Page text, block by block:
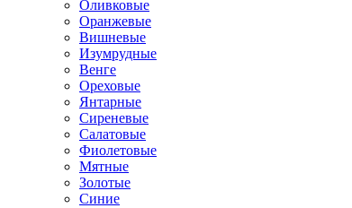
Оливковые
Оранжевые
Вишневые
Изумрудные
Венге
Ореховые
Янтарные
Сиреневые
Салатовые
Фиолетовые
Мятные
Золотые
Синие